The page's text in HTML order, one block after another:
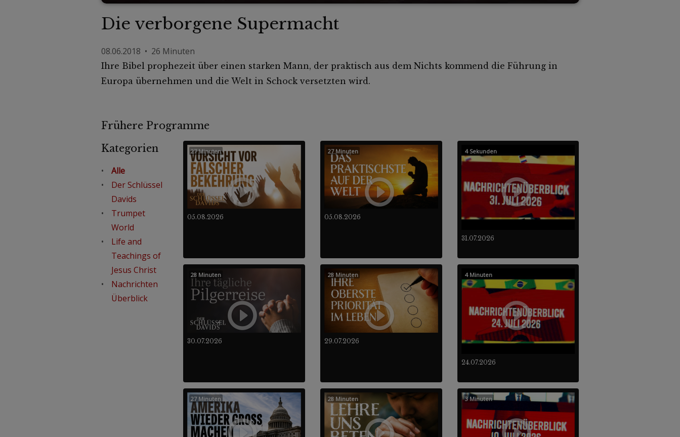
Die verborgene Supermacht
08.06.2018 • 26 Minuten
Ihre Bibel prophezeit über einen starken Mann, der praktisch aus dem Nichts kommend die Führung in
Europa übernehmen und die Welt in Schock versetzten wird.
Frühere Programme
Kategorien
Alle
Der Schlüssel
Davids
Trumpet
World
Life and
Teachings of
Jesus Christ
Nachrichten
Überblick
05.08.2026
27 Minuten
05.08.2026
27 Minuten
31.07.2026
4 Sekunden
30.07.2026
28 Minuten
29.07.2026
28 Minuten
24.07.2026
4 Minuten
27 Minuten 28 Minuten 3 Minuten